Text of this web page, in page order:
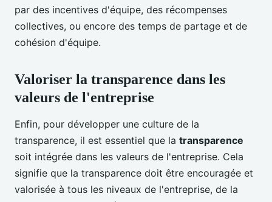
par des incentives d'équipe, des récompenses
collectives, ou encore des temps de partage et de
cohésion d'équipe.
Valoriser la transparence dans les
valeurs de l'entreprise
Enfin, pour développer une culture de la
transparence, il est essentiel que la transparence
soit intégrée dans les valeurs de l'entreprise. Cela
signifie que la transparence doit être encouragée et
valorisée à tous les niveaux de l'entreprise, de la